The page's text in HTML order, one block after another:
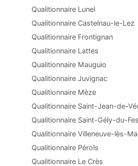
Qualitionnaire Lunel
Qualitionnaire Castelnau-le-Lez
Qualitionnaire Frontignan
Qualitionnaire Lattes
Qualitionnaire Mauguio
Qualitionnaire Juvignac
Qualitionnaire Mèze
Qualitionnaire Saint-Jean-de-
Qualitionnaire Saint-Gély-du-
Qualitionnaire Villeneuve-lès-
Qualitionnaire Pérols
Qualitionnaire Le Crès